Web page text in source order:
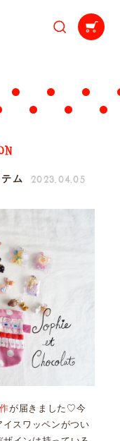
ム 2023.04.05
が届きました♡今
スワッペンがつい